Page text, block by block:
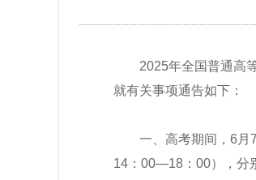
2025年全国普通高
就有关事项通告如下 ：
一、高考期间 ， 6月
14 ： 00—18 ： 00） ，